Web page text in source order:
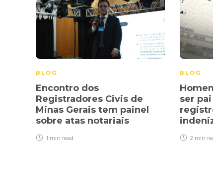
BLOG
Encontro dos
Registradores Civis de
Minas Gerais tem painel
sobre atas notariais
1 min read
BLOG
ser
2 min